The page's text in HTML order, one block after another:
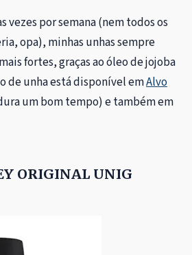
vezes por semana (nem todos os
opa), minhas unhas sempre
fortes, graças ao óleo de jojoba
de unha está disponível emAlvo
um bom tempo) e também em
ORIGINAL UNIG